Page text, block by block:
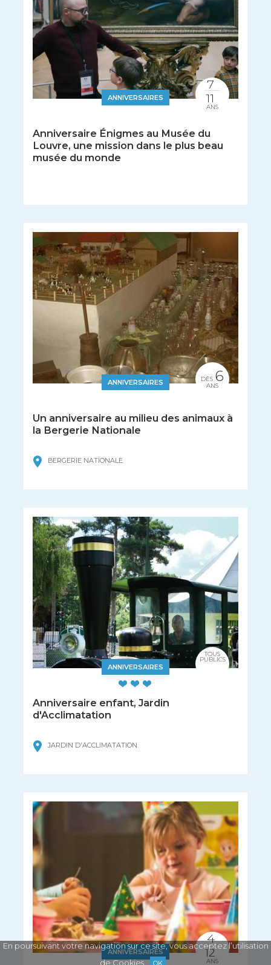
ANNIVERSAIRES
Anniversaire Énigmes au Musée du
Louvre, une mission dans le plus beau
musée du monde
7
11
ANS
ANNIVERSAIRES
Un anniversaire au milieu des animaux à
la Bergerie Nationale
BERGERIE NATIONALE
DÈS 6
ANS
ANNIVERSAIRES
Anniversaire enfant, Jardin
d'Acclimatation
JARDIN D'ACCLIMATATION
TOUS
PUBLICS
ANNIVERSAIRES
4
12
ANS
En poursuivant votre navigation sur ce site, vous acceptez l’utilisation
de Cookies
OK